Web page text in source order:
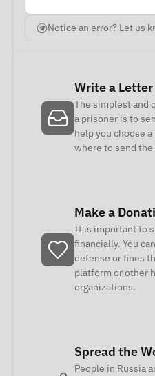
Notice an error? Let us
Write a Letter
The simplest and
a prisoner is to
help you choose
where to send
Make a
It is important to
financially. You
defense or fines
platform or other
organizations.
Spread the
People in Russia